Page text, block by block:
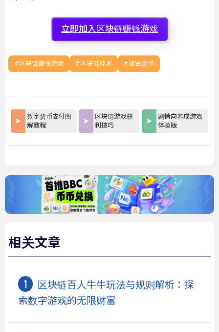
立即加入区块链赚钱游戏
区块链赚钱游戏 区块链技术 加密货币
数字货币支付图
解教程
区块链游戏获
利技巧
剧情向养成游戏
体验版
相关文章
区块链百人牛牛玩法与规则解析：探
索数字游戏的无限财富